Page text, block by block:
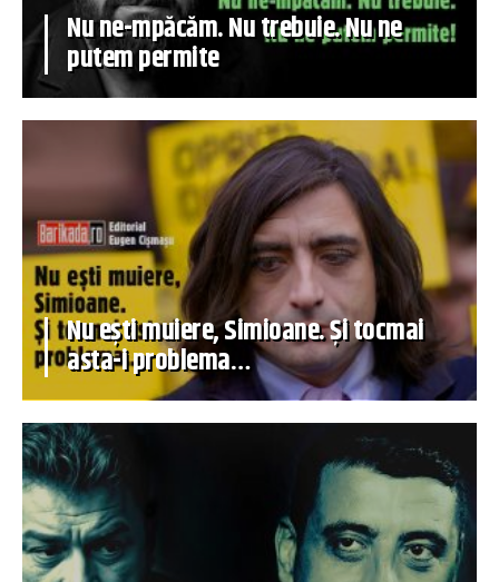
Nu ne-mpăcăm. Nu trebuie. Nu ne
putem permite
Nu ești muiere, Simioane. Și tocmai
asta-i problema…